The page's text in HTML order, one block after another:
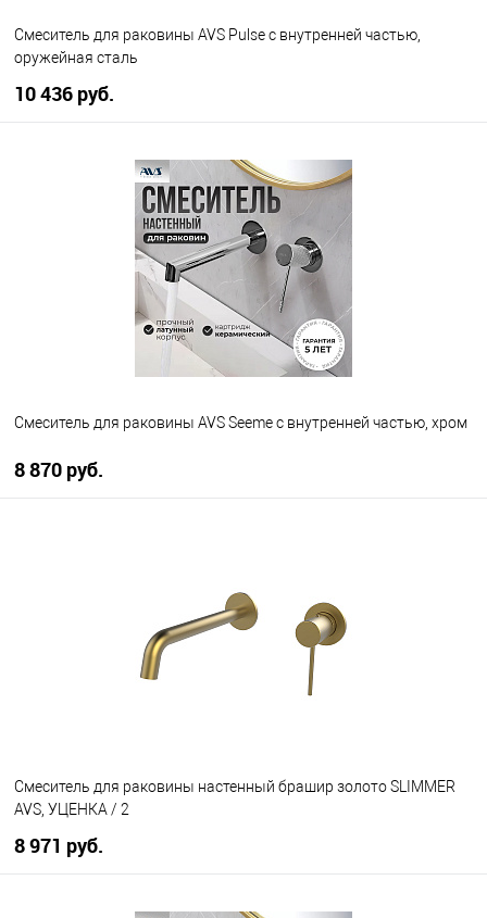
Смеситель для раковины AVS Pulse с внутренней частью,
оружейная сталь
10 436 руб.
В корзину
В наличии
Смеситель для раковины AVS Seeme с внутренней частью, хром
8 870 руб.
Смеситель для раковины настенный брашир золото SLIMMER
AVS, УЦЕНКА / 2
8 971 руб.
В корзину